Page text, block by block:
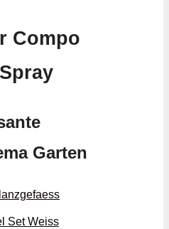
Compo
Garten
Set Weiss